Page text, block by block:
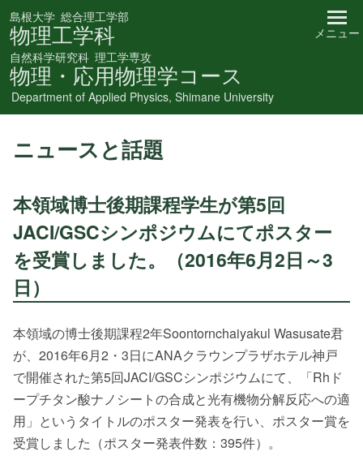
島根大学 総合理工学部
物理工学科
自然科学研究科 理工学専攻
物理・応用物理学コース
Department of Applied Physics, Shimane University
メニュー
ニュースと話題
本領域博士後期課程学生が第5回
JACI/GSCシンポジウムにてポスター
を受賞しました。（2016年6月2日～3
日）
本領域の博士後期課程2年Soontornchaiyakul Wasusate君
が、2016年6月2・3日にANAクラウンプラザホテル神戸
で開催された第5回JACI/GSCシンポジウムにて、「Rhド
ープチタン酸ナノシートの合成と光有機物分解反応への適
用」というタイトルのポスター発表を行い、ポスター賞を
受賞しました（ポスター発表件数：395件）。